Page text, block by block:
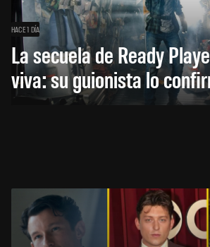
HACE 1 DÍA
La secuela de Ready
viva: su guionista lo